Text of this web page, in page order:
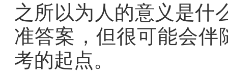
之所以为人的意义是
准答案，但很可能会伴
考的起点。